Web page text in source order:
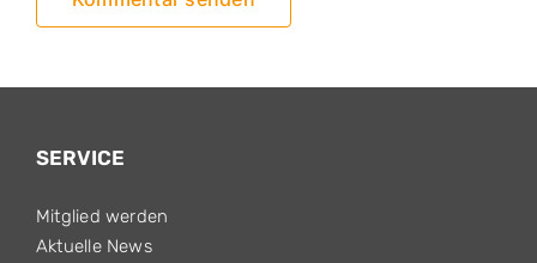
SERVICE
Mitglied werden
Aktuelle News